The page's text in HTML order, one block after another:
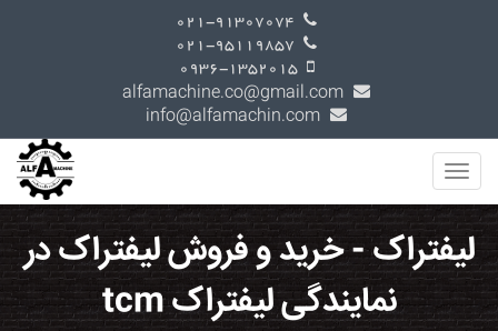
لیفتراک - خرید و فروش لیفتراک در
نمایندگی لیفتراک tcm